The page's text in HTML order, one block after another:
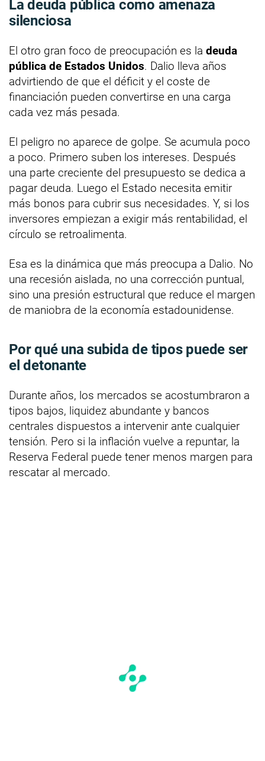
La deuda pública como amenaza
silenciosa
El otro gran foco de preocupación es la deuda
pública de Estados Unidos. Dalio lleva años
advirtiendo de que el déficit y el coste de
financiación pueden convertirse en una carga
cada vez más pesada.
El peligro no aparece de golpe. Se acumula poco
a poco. Primero suben los intereses. Después
una parte creciente del presupuesto se dedica a
pagar deuda. Luego el Estado necesita emitir
más bonos para cubrir sus necesidades. Y, si los
inversores empiezan a exigir más rentabilidad, el
círculo se retroalimenta.
Esa es la dinámica que más preocupa a Dalio. No
una recesión aislada, no una corrección puntual,
sino una presión estructural que reduce el margen
de maniobra de la economía estadounidense.
Por qué una subida de tipos puede ser
el detonante
Durante años, los mercados se acostumbraron a
tipos bajos, liquidez abundante y bancos
centrales dispuestos a intervenir ante cualquier
tensión. Pero si la inflación vuelve a repuntar, la
Reserva Federal puede tener menos margen para
rescatar al mercado.